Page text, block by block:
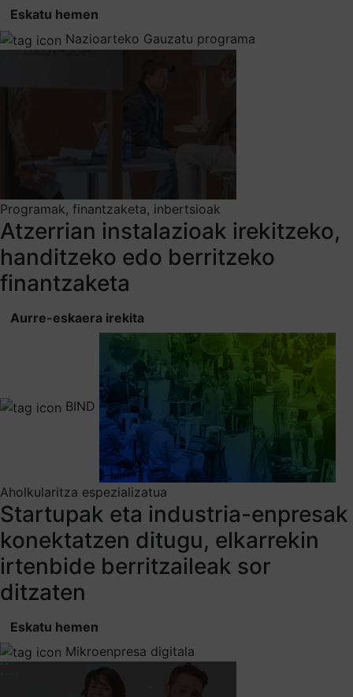
Eskatu hemen
Nazioarteko Gauzatu programa
Programak, finantzaketa, inbertsioak
Atzerrian instalazioak irekitzeko,
handitzeko edo berritzeko
finantzaketa
Aurre-eskaera irekita
BIND
Aholkularitza espezializatua
Startupak eta industria-enpresak
konektatzen ditugu, elkarrekin
irtenbide berritzaileak sor
ditzaten
Eskatu hemen
Mikroenpresa digitala